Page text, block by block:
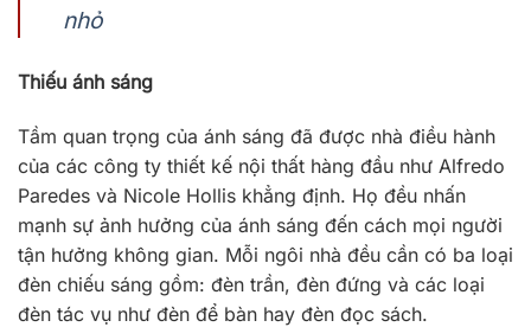
nhỏ
Thiếu ánh sáng
Tầm quan trọng của ánh sáng đã được nhà điều hành
của các công ty thiết kế nội thất hàng đầu như Alfredo
Paredes và Nicole Hollis khẳng định. Họ đều nhấn
mạnh sự ảnh hưởng của ánh sáng đến cách mọi người
tận hưởng không gian. Mỗi ngôi nhà đều cần có ba loại
đèn chiếu sáng gồm: đèn trần, đèn đứng và các loại
đèn tác vụ như đèn để bàn hay đèn đọc sách.